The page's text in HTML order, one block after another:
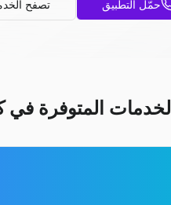
حمّل التطبيق تصفح
الخدمات المتوفرة في